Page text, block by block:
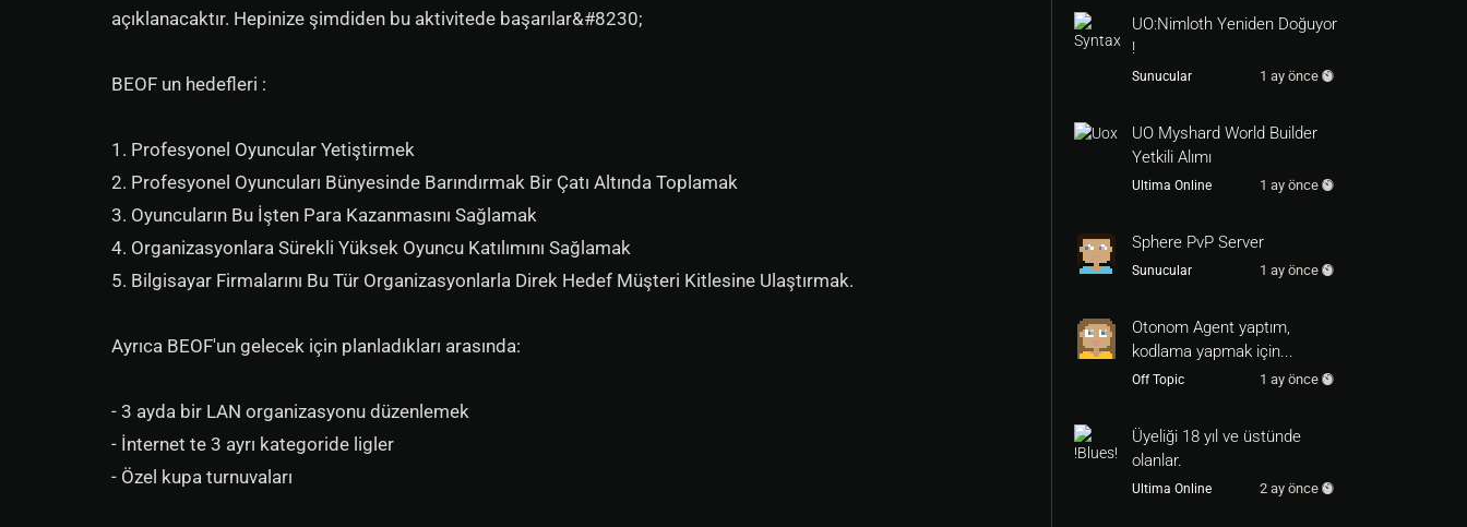
açıklanacaktır. Hepinize şimdiden bu aktivitede başarılar&#8230;
BEOF un hedefleri :
1. Profesyonel Oyuncular Yetiştirmek
2. Profesyonel Oyuncuları Bünyesinde Barındırmak Bir Çatı Altında Toplamak
3. Oyuncuların Bu İşten Para Kazanmasını Sağlamak
4. Organizasyonlara Sürekli Yüksek Oyuncu Katılımını Sağlamak
5. Bilgisayar Firmalarını Bu Tür Organizasyonlarla Direk Hedef Müşteri Kitlesine Ulaştırmak.
Ayrıca BEOF'un gelecek için planladıkları arasında:
- 3 ayda bir LAN organizasyonu düzenlemek
- İnternet te 3 ayrı kategoride ligler
- Özel kupa turnuvaları
UO:Nimloth Yeniden Doğuyor
!
Sunucular 1 ay önce
UO Myshard World Builder
Yetkili Alımı
Ultima Online 1 ay önce
Sphere PvP Server
Sunucular 1 ay önce
Otonom Agent yaptım,
kodlama yapmak için...
Off Topic 1 ay önce
Üyeliği 18 yıl ve üstünde
olanlar.
Ultima Online 2 ay önce